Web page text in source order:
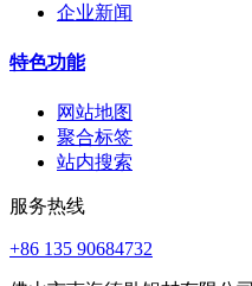
企业新闻
特色功能
网站地图
聚合标签
站内搜索
服务热线
+86 135 90684732